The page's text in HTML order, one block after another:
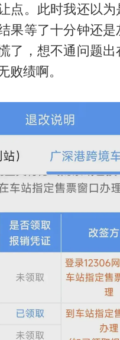
点。此时我还以为
果等了十分钟还是
了，想不通问题出
败绩啊。